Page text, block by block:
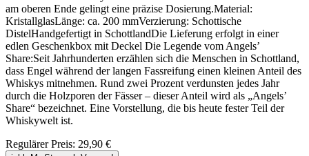
am oberen Ende gelingt eine präzise Dosierung.Material:
KristallglasLänge: ca. 200 mmVerzierung: Schottische
DistelHandgefertigt in SchottlandDie Lieferung erfolgt in einer
edlen Geschenkbox mit Deckel Die Legende vom Angels’
Share:Seit Jahrhunderten erzählen sich die Menschen in Schottland,
dass Engel während der langen Fassreifung einen kleinen Anteil des
Whiskys mitnehmen. Rund zwei Prozent verdunsten jedes Jahr
durch die Holzporen der Fässer – dieser Anteil wird als „Angels’
Share“ bezeichnet. Eine Vorstellung, die bis heute fester Teil der
Whiskywelt ist.
Regulärer Preis: 29,90 €